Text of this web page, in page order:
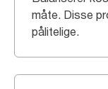
måte. Disse
pålitelige.